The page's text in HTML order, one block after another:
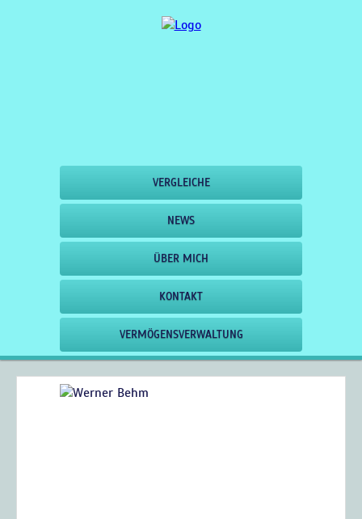
VERGLEICHE
NEWS
ÜBER MICH
KONTAKT
VERMÖGENSVERWALTUNG